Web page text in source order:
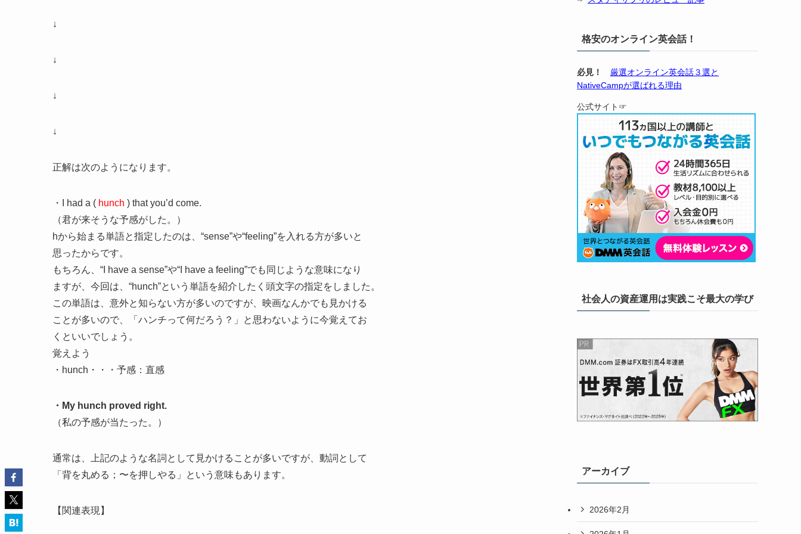
↓
↓
↓
↓
正解は次のようになります。
・I had a ( hunch ) that you’d come.
（君が来そうな予感がした。）
hから始まる単語と指定したのは、“sense”や“feeling”を入れる方が多いと
思ったからです。
もちろん、“I have a sense”や“I have a feeling”でも同じような意味になり
ますが、今回は、“hunch”という単語を紹介したく頭文字の指定をしました。
この単語は、意外と知らない方が多いのですが、映画なんかでも見かける
ことが多いので、「ハンチって何だろう？」と思わないように今覚えてお
くといいでしょう。
覚えよう
・hunch・・・予感：直感
・My hunch proved right.
（私の予感が当たった。）
通常は、上記のような名詞として見かけることが多いですが、動詞として
「背を丸める；〜を押しやる」という意味もあります。
【関連表現】
格安のオンライン英会話！
必見！
厳選オンライン英会話３選と
NativeCampが選ばれる理由
公式サイト☞
社会人の資産運用は実践こそ最大の学び
アーカイブ
2026年2月